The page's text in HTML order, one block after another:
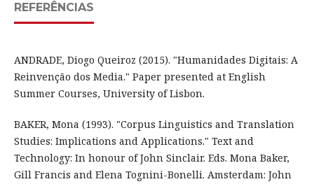
REFERÊNCIAS
ANDRADE, Diogo Queiroz (2015). "Humanidades Digitais: A
Reinvenção dos Media." Paper presented at English
Summer Courses, University of Lisbon.
BAKER, Mona (1993). "Corpus Linguistics and Translation
Studies: Implications and Applications." Text and
Technology: In honour of John Sinclair. Eds. Mona Baker,
Gill Francis and Elena Tognini-Bonelli. Amsterdam: John